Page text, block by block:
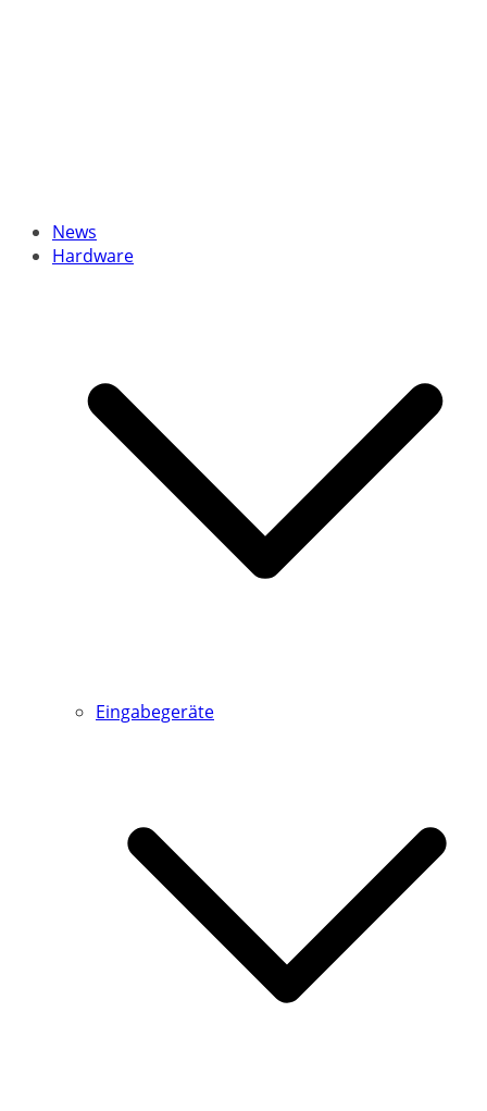
News
Hardware
Eingabegeräte